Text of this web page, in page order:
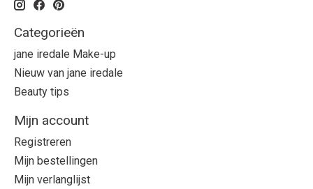
Categorieën
jane iredale Make-up
Nieuw van jane iredale
Beauty tips
Mijn account
Registreren
Mijn bestellingen
Mijn verlanglijst